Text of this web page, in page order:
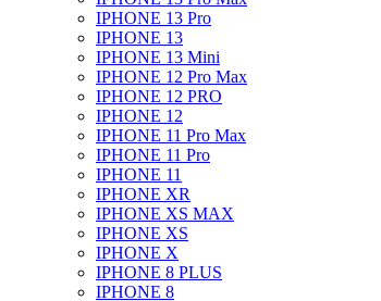
IPHONE 13 Pro
IPHONE 13
IPHONE 13 Mini
IPHONE 12 Pro Max
IPHONE 12 PRO
IPHONE 12
IPHONE 11 Pro Max
IPHONE 11 Pro
IPHONE 11
IPHONE XR
IPHONE XS MAX
IPHONE XS
IPHONE X
IPHONE 8 PLUS
IPHONE 8